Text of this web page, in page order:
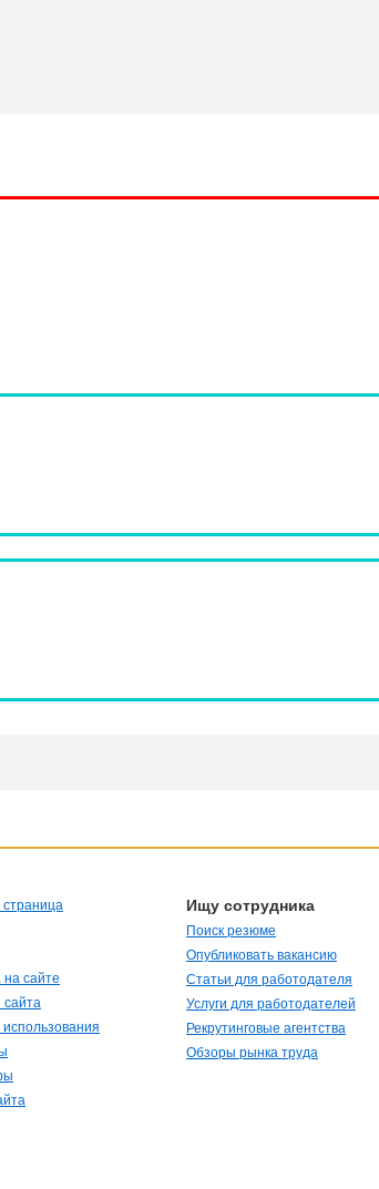
страница
на сайте
сайта
Ищу сотрудника
Поиск резюме
Опубликовать вакансию
Статьи для работодателя
Услуги для работодателей
Рекрутинговые агентства
Обзоры рынка труда